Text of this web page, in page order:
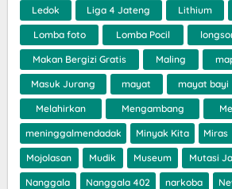
Ledok Liga 4 Jateng Lithium
Lomba foto Lomba Pocil
Makan Bergizi Gratis Maling
Masuk Jurang mayat mayat bayi
Melahirkan Mengambang
meninggalmendadak Minyak Kita Miras
Mojolasan Mudik Museum Mutasi
Nanggala Nanggala 402 narkoba